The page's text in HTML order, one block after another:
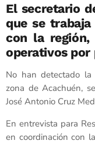
El secretario
que se
con la región,
operativos por
No han detectado
zona de Acachuén,
José Antonio Cruz
En entrevista para
en coordinación con